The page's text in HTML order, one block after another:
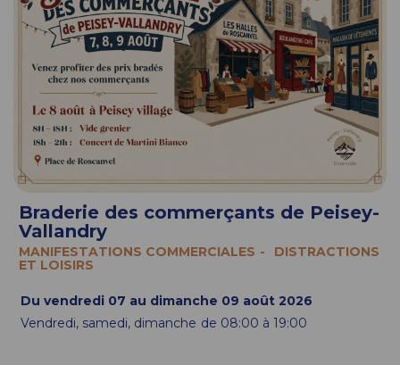
Braderie des commerçants de Peisey-
Vallandry
MANIFESTATIONS COMMERCIALES
DISTRACTIONS
ET LOISIRS
Du vendredi 07 au dimanche 09 août 2026
Vendredi, samedi, dimanche de 08:00 à 19:00